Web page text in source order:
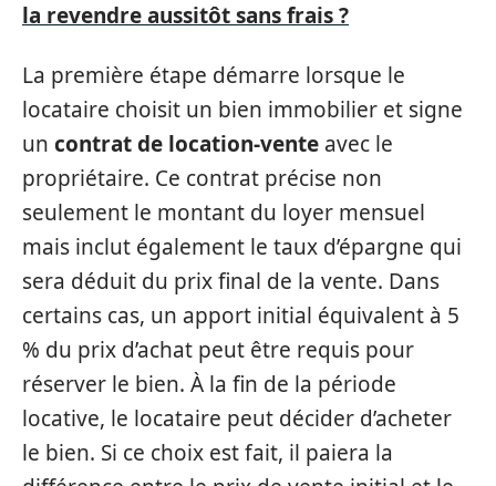
la revendre aussitôt sans frais ?
La première étape démarre lorsque le
locataire choisit un bien immobilier et signe
un contrat de location-vente avec le
propriétaire. Ce contrat précise non
seulement le montant du loyer mensuel
mais inclut également le taux d’épargne qui
sera déduit du prix final de la vente. Dans
certains cas, un apport initial équivalent à 5
% du prix d’achat peut être requis pour
réserver le bien. À la fin de la période
locative, le locataire peut décider d’acheter
le bien. Si ce choix est fait, il paiera la